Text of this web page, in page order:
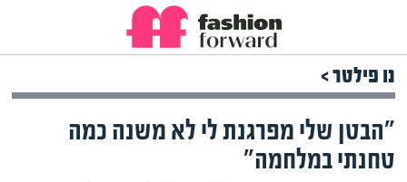
נו פילטר >
"הבטן שלי מפרגנת לי לא משנה כמה
טחנתי במלחמה"